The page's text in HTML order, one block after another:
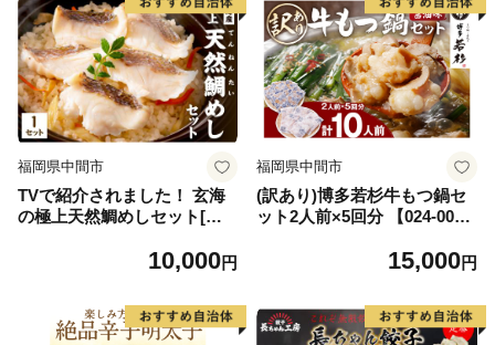
福岡県中間市
TVで紹介されました！ 玄海
の極上天然鯛めしセット[鯛
だし]【010-0001】10,000円
福岡県中間市
(訳あり)博多若杉牛もつ鍋セ
ット2人前×5回分 【024-002
15,000円